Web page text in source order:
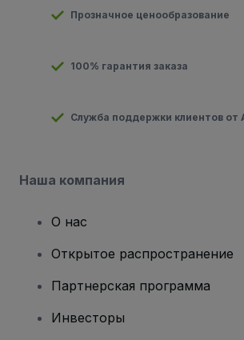
Прозначное ценообразование
100% гарантия заказа
Служба поддержки клиентов от
Наша компания
О нас
Открытое распространение
Партнерская программа
Инвесторы